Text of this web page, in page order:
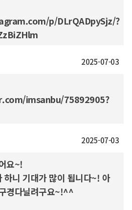
p/DLrQADpySjz/?
2025-07-03
imsanbu/75892905?
2025-07-03
요~!
하니 기대가 많이 됩니다~! 아
경다닐려구요~!^^